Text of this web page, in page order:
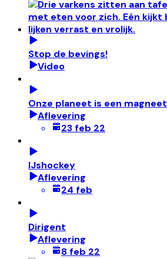
Stop de bevings!
Video
Onze planeet is een magneet
Aflevering
23 feb 22
IJshockey
Aflevering
24 feb
Dirigent
Aflevering
8 feb 22